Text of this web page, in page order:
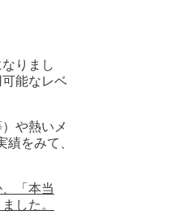
りまし
能なレベ
や熱いメ
をみて、
「本当
した。